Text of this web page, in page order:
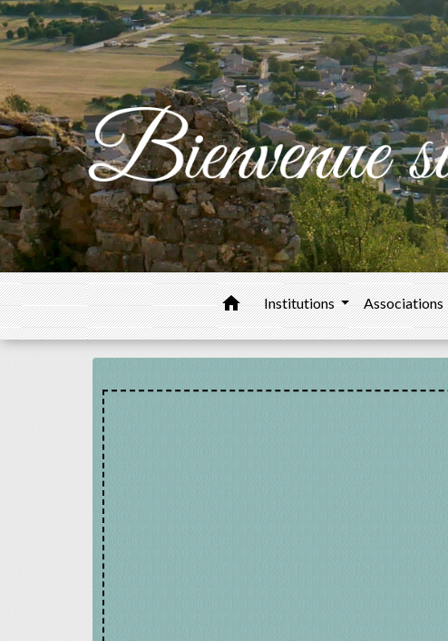
home Institutions Associations